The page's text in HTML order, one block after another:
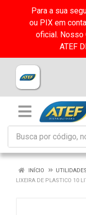
Para a sua
ou PIX em
oficial. Nosso
ATEF
INÍCIO
LIXEIRA DE PLASTICO 10